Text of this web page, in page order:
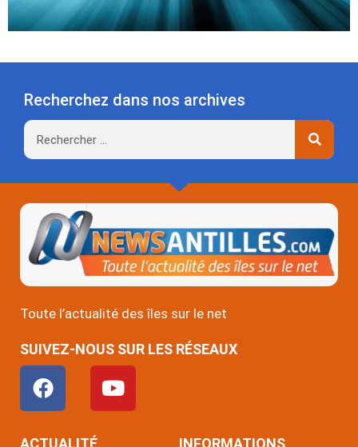
Recherchez dans nos archives
Rechercher
Toute l’actualité des îles sur le net
SUIVEZ-NOUS SUR LES RÉSEAUX
F
a
c
e
Y
o
u
ACTUALITÉ INFORMATIONS